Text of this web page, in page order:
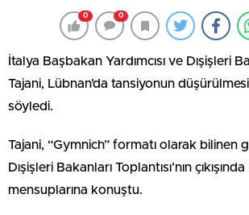
0 0
İtalya Başbakan Yardımcısı ve Dışişleri
Tajani, Lübnan’da tansiyonun
söyledi.
Tajani, “Gymnich” formatı olarak bilinen
Dışişleri Bakanları Toplantısı’nın
mensuplarına konuştu.